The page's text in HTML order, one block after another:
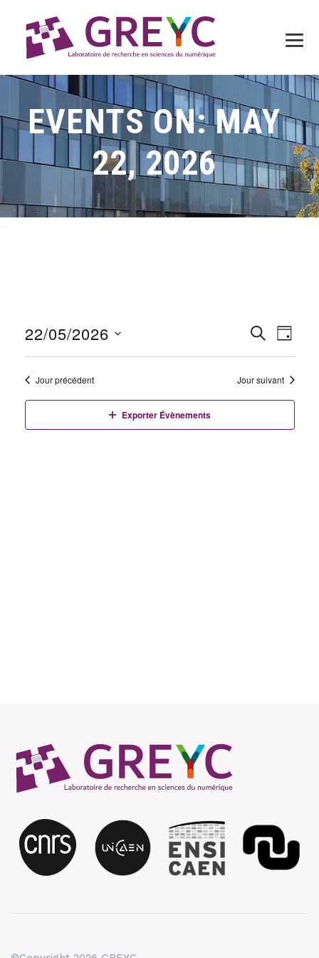
EVENTS ON: MAY
22, 2026
et
de
vues
JOUR
22/05/2026
date.
Jour précédent Jour suivant
Exporter Évènements